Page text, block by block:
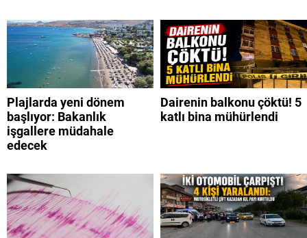
Plajlarda yeni dönem
başlıyor: Bakanlık
işgallere müdahale
edecek
Dairenin balkonu çöktü! 5
katlı bina mühürlendi